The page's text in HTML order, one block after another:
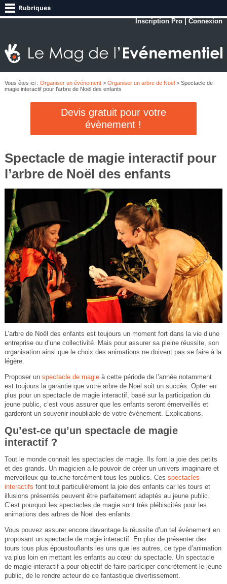
Inscription Pro |Connexion
Vous êtes ici : Organiser un événement> Organiser un arbre de Noël > Spectacle de
magie interactif pour l’arbre de Noël des enfants
Devis gratuit pour votre
évènement !
Spectacle de magie interactif pour
l’arbre de Noël des enfants
L’arbre de Noël des enfants est toujours un moment fort dans la vie d’une
entreprise ou d’une collectivité. Mais pour assurer sa pleine réussite, son
organisation ainsi que le choix des animations ne doivent pas se faire à la
légère.
Proposer un spectacle de magieà cette période de l’année notamment
est toujours la garantie que votre arbre de Noël soit un succès. Opter en
plus pour un spectacle de magie interactif, basé sur la participation du
jeune public, c’est vous assurer que les enfants seront émerveillés et
garderont un souvenir inoubliable de votre évènement. Explications.
Qu’est-ce qu’un spectacle de magie
interactif ?
Tout le monde connait les spectacles de magie. Ils font la joie des petits
et des grands. Un magicien a le pouvoir de créer un univers imaginaire et
merveilleux qui touche forcément tous les publics. Ces spectacles
interactifs font tout particulièrement la joie des enfants car les tours et
illusions présentés peuvent être parfaitement adaptés au jeune public.
C’est pourquoi les spectacles de magie sont très plébiscités pour les
animations des arbres de Noël des enfants.
Vous pouvez assurer encore davantage la réussite d’un tel évènement en
proposant un spectacle de magie interactif. En plus de présenter des
tours tous plus époustouflants les uns que les autres, ce type d’animation
va plus loin en mettant les enfants au cœur du spectacle. Un spectacle
de magie interactif a pour objectif de faire participer concrètement le jeune
public, de le rendre acteur de ce fantastique divertissement.